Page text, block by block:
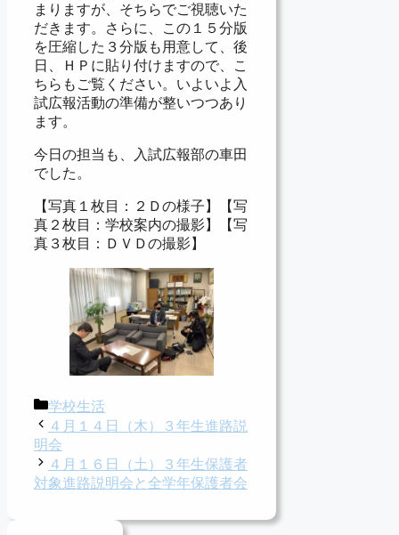
まりますが、そちらでご視聴いた
だきます。さらに、この１５分版
を圧縮した３分版も用意して、後
日、ＨＰに貼り付けますので、こ
ちらもご覧ください。いよいよ入
試広報活動の準備が整いつつあり
ます。
今日の担当も、入試広報部の車田
でした。
【写真１枚目：２Ｄの様子】【写
真２枚目：学校案内の撮影】【写
真３枚目：ＤＶＤの撮影】
カ
テ
ゴ
リ
ー
学校生活
４月１４日（木）３年生進路説
明会
４月１６日（土）３年生保護者
対象進路説明会と全学年保護者会